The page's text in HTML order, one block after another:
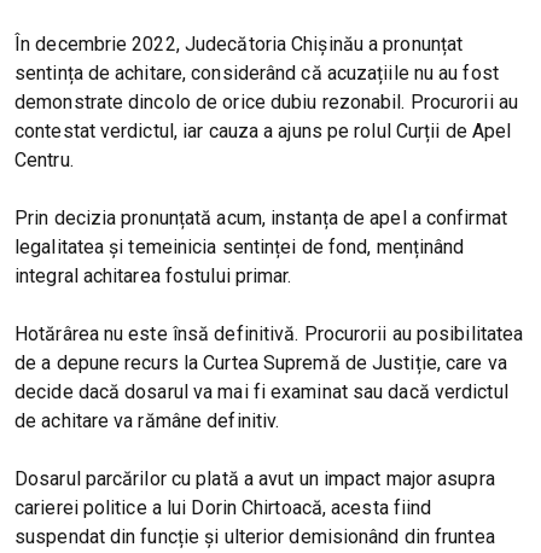
În decembrie 2022, Judecătoria Chișinău a pronunțat
sentința de achitare, considerând că acuzațiile nu au fost
demonstrate dincolo de orice dubiu rezonabil. Procurorii au
contestat verdictul, iar cauza a ajuns pe rolul Curții de Apel
Centru.
Prin decizia pronunțată acum, instanța de apel a confirmat
legalitatea și temeinicia sentinței de fond, menținând
integral achitarea fostului primar.
Hotărârea nu este însă definitivă. Procurorii au posibilitatea
de a depune recurs la Curtea Supremă de Justiție, care va
decide dacă dosarul va mai fi examinat sau dacă verdictul
de achitare va rămâne definitiv.
Dosarul parcărilor cu plată a avut un impact major asupra
carierei politice a lui Dorin Chirtoacă, acesta fiind
suspendat din funcție și ulterior demisionând din fruntea